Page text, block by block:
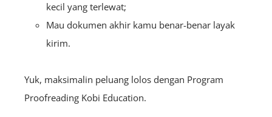
kecil yang terlewat;
Mau dokumen akhir kamu benar-benar layak
kirim.
Yuk, maksimalin peluang lolos dengan Program
Proofreading Kobi Education.